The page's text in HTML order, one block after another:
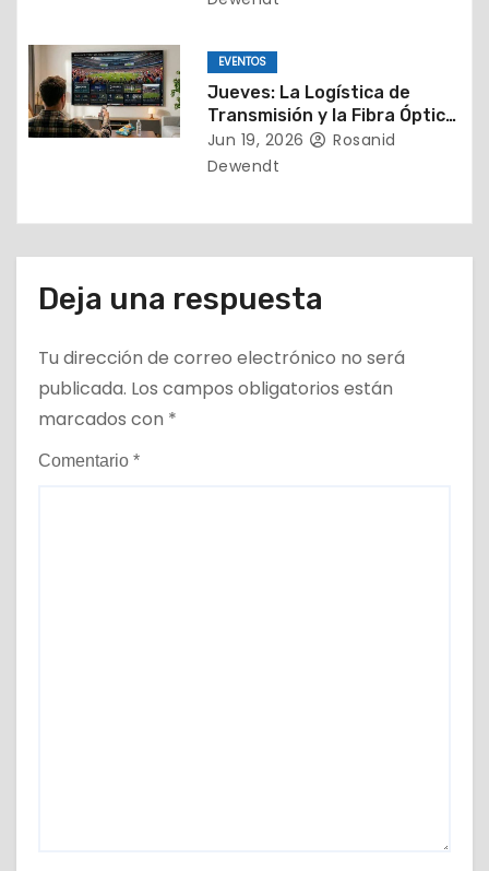
d
a
EVENTOS
Jueves: La Logística de
Transmisión y la Fibra Óptica
Mundial
Jun 19, 2026
Rosanid
Dewendt
Deja una respuesta
Tu dirección de correo electrónico no será
publicada. Los campos obligatorios están
marcados con *
Comentario *